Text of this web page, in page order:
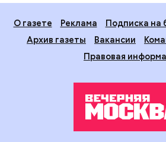
О газете Реклама
Подписка на
Архив газеты
Вакансии
Правовая